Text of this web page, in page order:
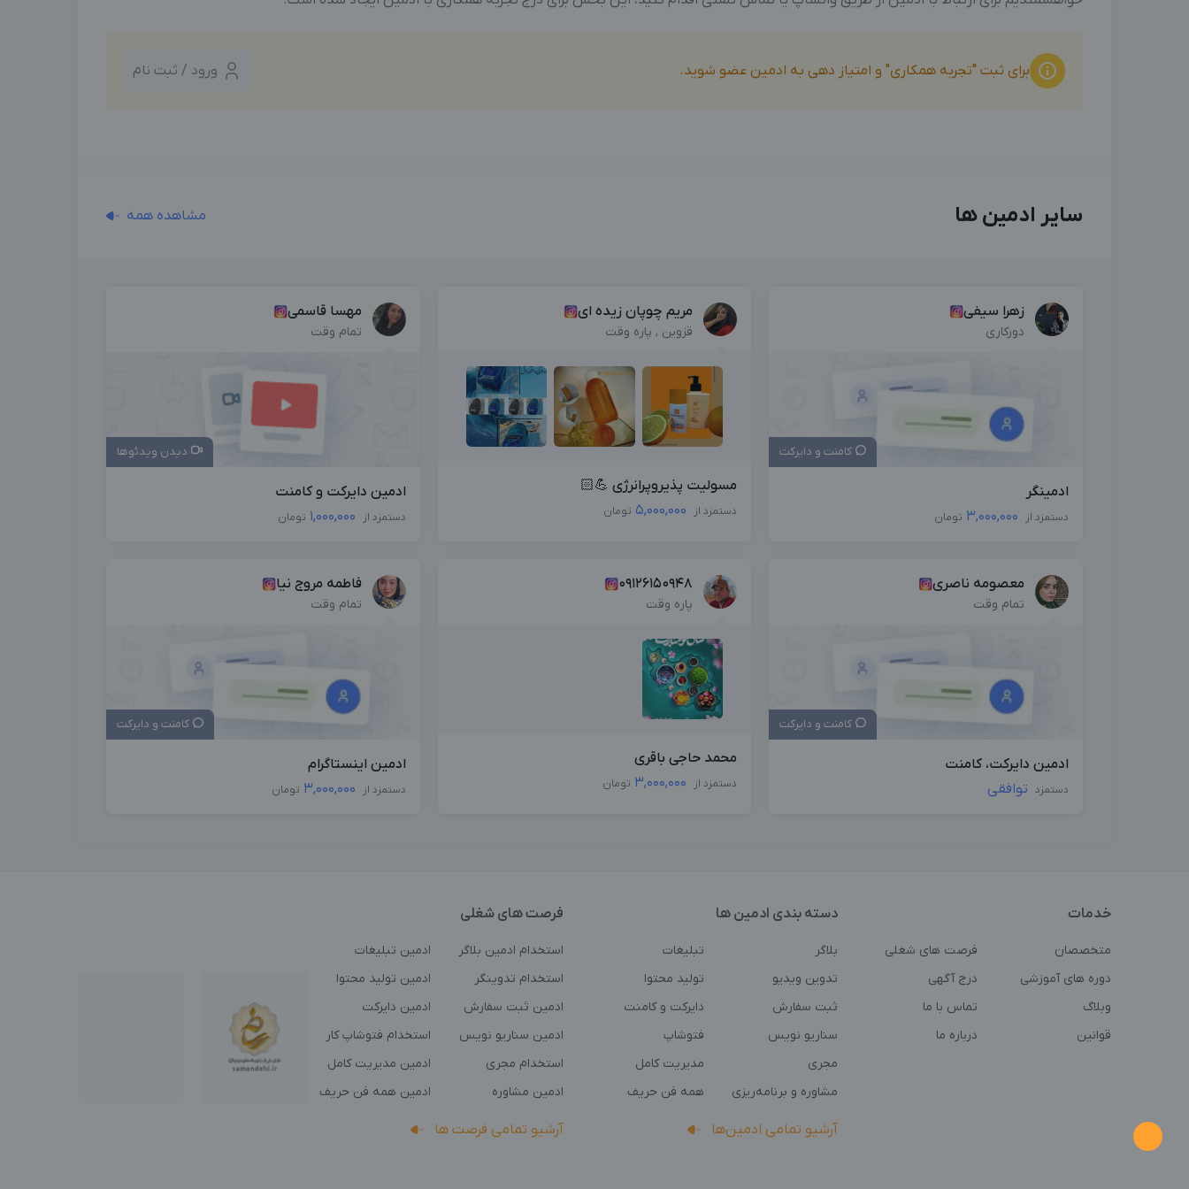
برای ثبت "تجربه همکاری" و امتیاز دهی به ادمین عضو شوید. ورود / ثبت نام
سایر ادمین ها مشاهده همه
زهرا سیفی
دورکاری
کامنت و دایرکت
ادمینگر
دستمزد از 3,000,000 تومان
مریم چوپان زیده ای
قزوین , پاره وقت
مسولیت پذیروپرانرژی 💪🏻
دستمزد از 5,000,000 تومان
مهسا قاسمی
تمام وقت
دیدن ویدئوها
ادمین دایرکت و کامنت
دستمزد از 1,000,000 تومان
معصومه ناصری
تمام وقت
کامنت و دایرکت
ادمين دايركت، كامنت
دستمزد توافقی
09126150948
پاره وقت
محمد حاجی باقری
دستمزد از 3,000,000 تومان
فاطمه مروج نیا
تمام وقت
کامنت و دایرکت
ادمین اینستاگرام
دستمزد از 3,000,000 تومان
خدمات
متخصصان
فرصت های شغلی
دوره های آموزشی
درج آگهی
وبلاگ
تماس با ما
قوانین
درباره ما
دسته بندی ادمین ها
بلاگر
تبلیغات
تدوین ویدیو
تولید محتوا
ثبت سفارش
دایرکت و کامنت
سناریو نویس
فتوشاپ
مجری
مدیریت کامل
مشاوره و برنامه‌ریزی
همه فن حریف
آرشیو تمامی ادمین‌ها
فرصت های شغلی
استخدام ادمین بلاگر
ادمین تبلیغات
استخدام تدوینگر
ادمین تولید محتوا
ادمین ثبت سفارش
ادمین دایرکت
ادمین سناریو نویس
استخدام فتوشاپ کار
استخدام مجری
ادمین مدیریت کامل
ادمین مشاوره
ادمین همه فن حریف
آرشیو تمامی فرصت ها